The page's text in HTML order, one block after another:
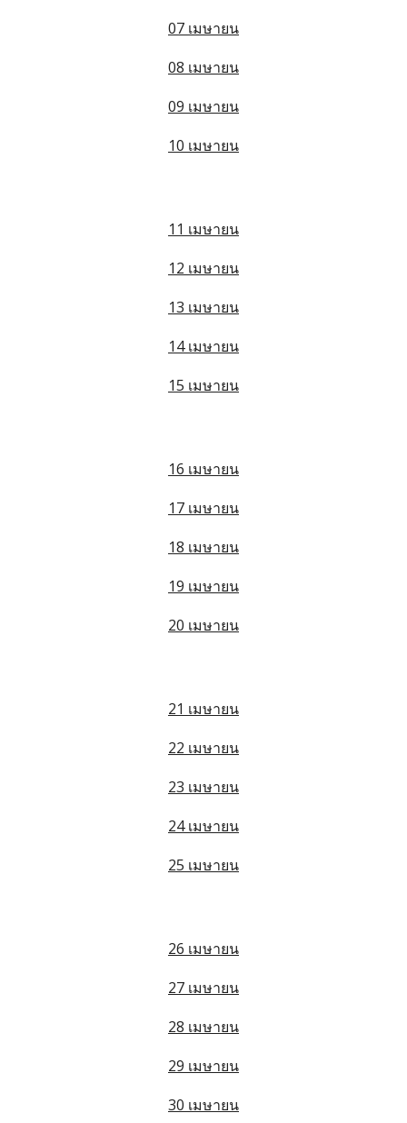
07 เมษายน
08 เมษายน
09 เมษายน
10 เมษายน
11 เมษายน
12 เมษายน
13 เมษายน
14 เมษายน
15 เมษายน
16 เมษายน
17 เมษายน
18 เมษายน
19 เมษายน
20 เมษายน
21 เมษายน
22 เมษายน
23 เมษายน
24 เมษายน
25 เมษายน
26 เมษายน
27 เมษายน
28 เมษายน
29 เมษายน
30 เมษายน